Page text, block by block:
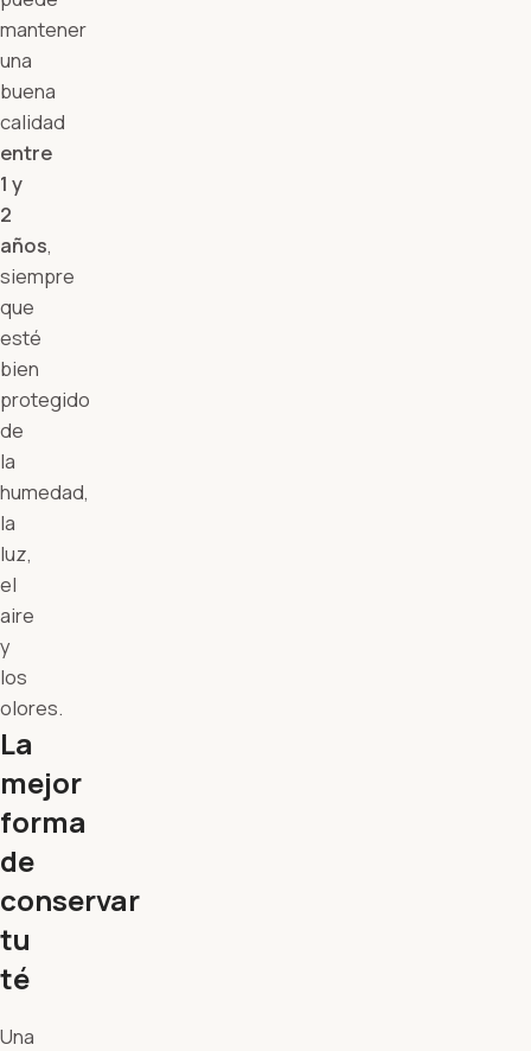
mantener
una
buena
calidad
entre
1 y
2
años,
siempre
que
esté
bien
protegido
de
la
humedad,
la
luz,
el
aire
y
los
olores.
La
mejor
forma
de
conservar
tu
té
Una